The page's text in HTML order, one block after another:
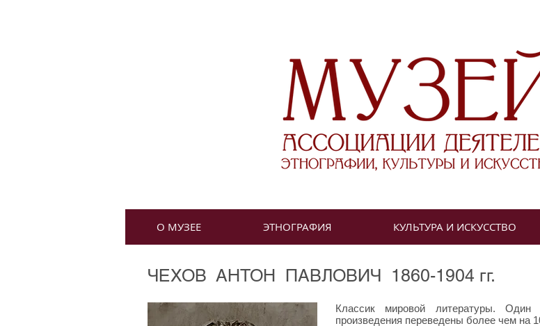
О МУЗЕЕ ЭТНОГРАФИЯ КУЛЬТУРА И ИСКУССТВО
ЧЕХОВ АНТОН ПАВЛОВИЧ 1860-1904 гг.
Классик мировой литературы.
произведения переведены более чем на